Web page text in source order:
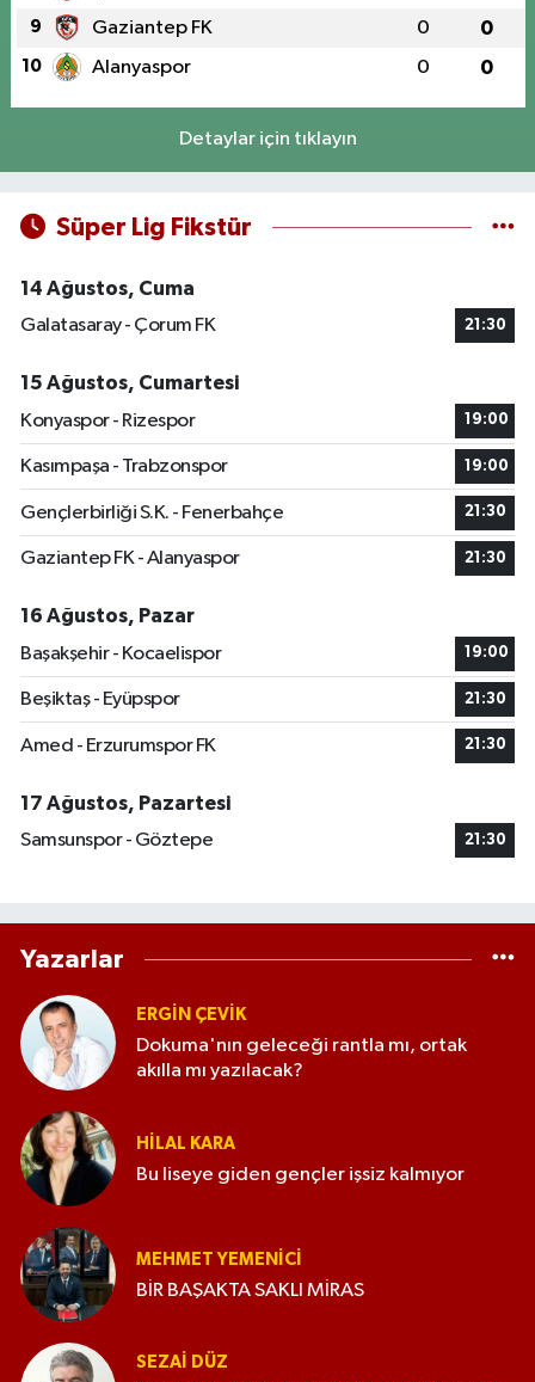
9 Gaziantep FK 0 0
10 Alanyaspor 0 0
Detaylar için tıklayın
Süper Lig Fikstür
14 Ağustos, Cuma
Galatasaray - Çorum FK
21:30
15 Ağustos, Cumartesi
Konyaspor - Rizespor
19:00
Kasımpaşa - Trabzonspor 19:00
Gençlerbirliği S.K. - Fenerbahçe 21:30
Gaziantep FK - Alanyaspor 21:30
16 Ağustos, Pazar
Başakşehir - Kocaelispor
19:00
Beşiktaş - Eyüpspor 21:30
Amed - Erzurumspor FK 21:30
17 Ağustos, Pazartesi
Samsunspor - Göztepe
21:30
Yazarlar
ERGIN ÇEVİK
Dokuma'nın geleceği rantla mı, ortak
akılla mı yazılacak?
HILAL KARA
Bu liseye giden gençler işsiz kalmıyor
MEHMET YEMENICI
BİR BAŞAKTA SAKLI MİRAS
SEZAI DÜZ